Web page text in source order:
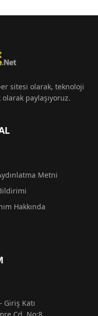
sitesi olarak, teknoloji
paylaşıyoruz.
Metni
Hakkında
Katı